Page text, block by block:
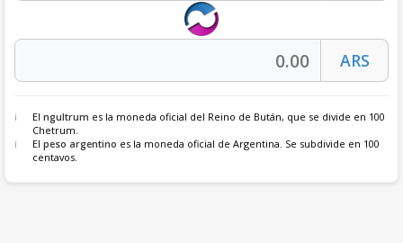
El ngultrum es la moneda oficial del Reino de Bután, que se divide en 100
Chetrum.
El peso argentino es la moneda oficial de Argentina. Se subdivide en 100
centavos.